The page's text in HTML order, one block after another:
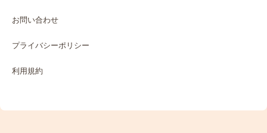
お問い合わせ
プライバシーポリシー
利用規約